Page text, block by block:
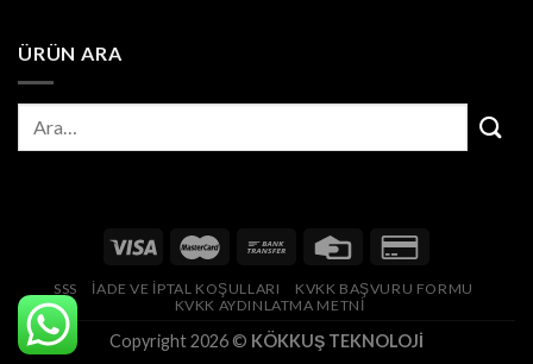
ÜRÜN ARA
SSS İADE VE İPTAL KOŞULLARI
KVKK BAŞVURU FORMU
KVKK AYDINLATMA METNİ
Copyright 2026 © KÖKKUŞ TEKNOLOJİ